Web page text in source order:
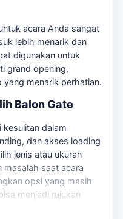
acara Anda sangat
lebih menarik dan
digunakan untuk
grand opening,
menarik perhatian.
Balon Gate
kesulitan dalam
dan akses loading
jenis atau ukuran
masalah saat acara
opsi yang masih
menjadi rujukan